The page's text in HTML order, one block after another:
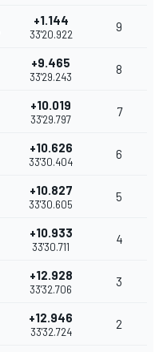
+1.144
33'20.922
9
+9.465
33'29.243
8
+10.019
33'29.797
7
+10.626
33'30.404
6
+10.827
33'30.605
5
+10.933
33'30.711
4
+12.928
33'32.706
3
+12.946
33'32.724
2